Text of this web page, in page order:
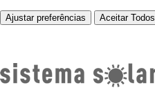
Ajustar preferências Aceitar Todos